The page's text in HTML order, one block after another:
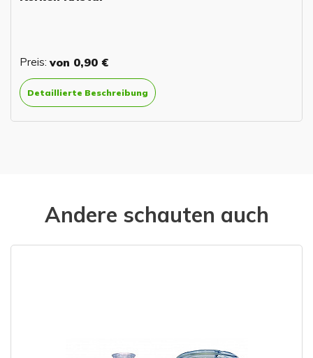
Preis: von 0,90 €
Detaillierte Beschreibung
Andere schauten auch